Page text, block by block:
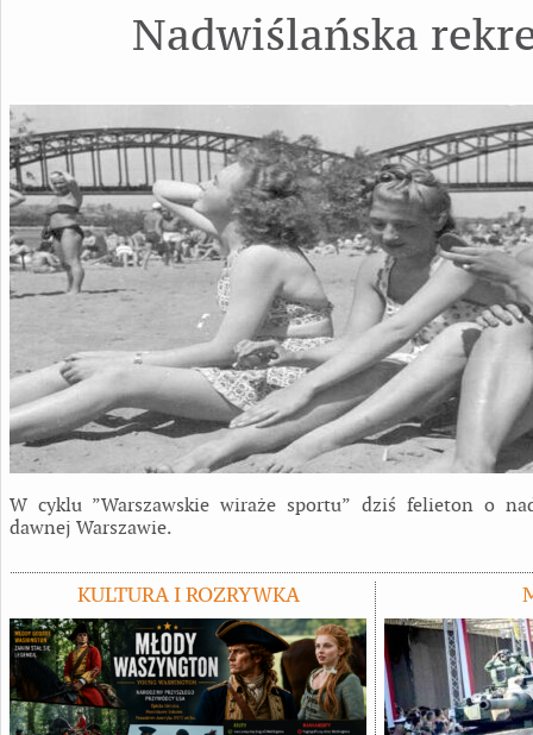
Nadwiślańska
W cyklu ”Warszawskie wiraże sportu” dziś felieton o
dawnej Warszawie.
KULTURA I ROZRYWKA